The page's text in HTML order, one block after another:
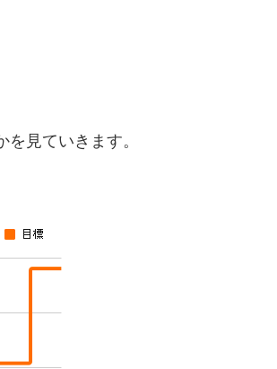
見ていきます。